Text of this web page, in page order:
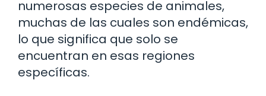
numerosas especies de animales,
muchas de las cuales son endémicas,
lo que significa que solo se
encuentran en esas regiones
específicas.